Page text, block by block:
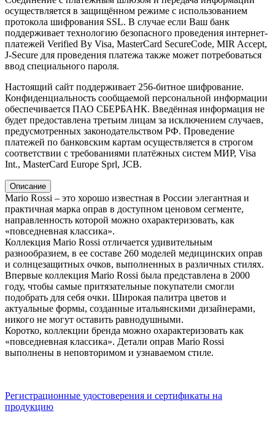
осуществляется в защищённом режиме с использованием
протокола шифрования SSL. В случае если Ваш банк
поддерживает технологию безопасного проведения интернет-
платежей Verified By Visa, MasterCard SecureCode, MIR Accept,
J-Secure для проведения платежа также может потребоваться
ввод специального пароля.
Настоящий сайт поддерживает 256-битное шифрование.
Конфиденциальность сообщаемой персональной информации
обеспечивается ПАО СБЕРБАНК. Введённая информация не
будет предоставлена третьим лицам за исключением случаев,
предусмотренных законодательством РФ. Проведение
платежей по банковским картам осуществляется в строгом
соответствии с требованиями платёжных систем МИР, Visa
Int., MasterCard Europe Sprl, JCB.
Описание
Mario Rossi – это хорошо известная в России элегантная и
практичная марка оправ в доступном ценовом сегменте,
направленность которой можно охарактеризовать, как
«повседневная классика».
Коллекция Mario Rossi отличается удивительным
разнообразием, в ее составе 260 моделей медицинских оправ
и солнцезащитных очков, выполненных в различных стилях.
Впервые коллекция Mario Rossi была представлена в 2000
году, чтобы самые притязательные покупатели смогли
подобрать для себя очки. Широкая палитра цветов и
актуальные формы, созданные итальянскими дизайнерами,
никого не могут оставить равнодушными.
Коротко, коллекции бренда можно охарактеризовать как
«повседневная классика». Детали оправ Mario Rossi
выполнены в неповторимом и узнаваемом стиле.
Регистрационные удостоверения и сертификаты на
продукцию